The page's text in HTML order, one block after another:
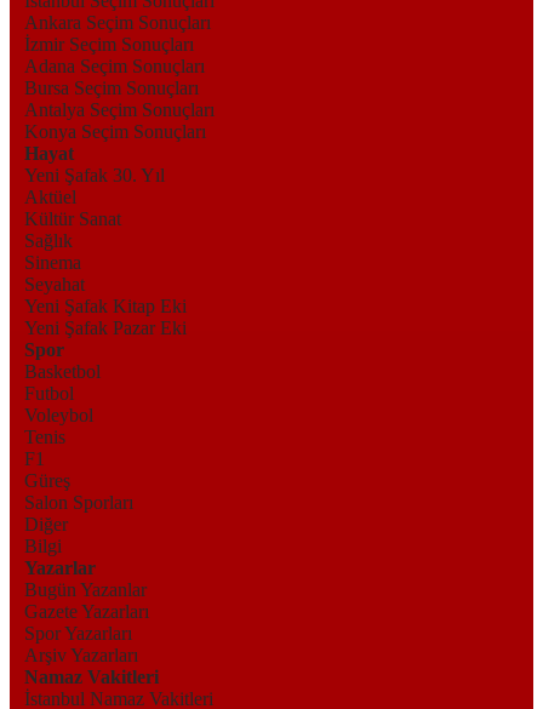
Ankara Seçim Sonuçları
İzmir Seçim Sonuçları
Adana Seçim Sonuçları
Bursa Seçim Sonuçları
Antalya Seçim Sonuçları
Konya Seçim Sonuçları
Hayat
Yeni Şafak 30. Yıl
Aktüel
Kültür Sanat
Sağlık
Sinema
Seyahat
Yeni Şafak Kitap Eki
Yeni Şafak Pazar Eki
Spor
Basketbol
Futbol
Voleybol
Tenis
F1
Güreş
Salon Sporları
Diğer
Bilgi
Yazarlar
Bugün Yazanlar
Gazete Yazarları
Spor Yazarları
Arşiv Yazarları
Namaz Vakitleri
İstanbul Namaz Vakitleri